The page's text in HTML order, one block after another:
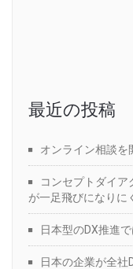
最近の投稿
オンライン相談を
コンセプトダイ
が一足飛びになりに
日本型のDX推進
日本の企業が全社